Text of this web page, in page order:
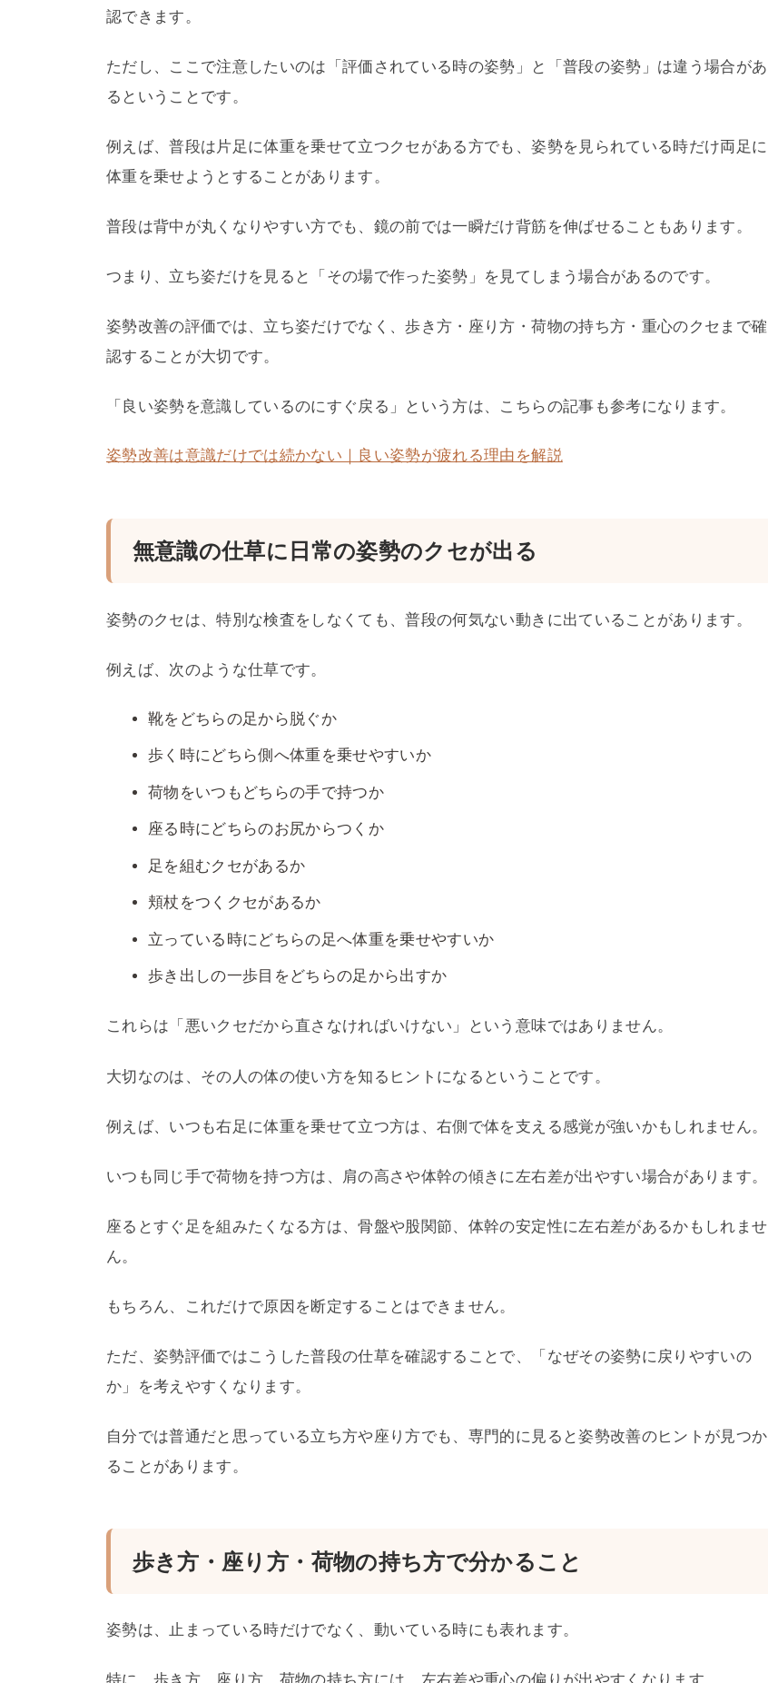
認できます。
ただし、ここで注意したいのは「評価されている時の姿勢」と「普段の姿勢」は違う場合があ
るということです。
例えば、普段は片足に体重を乗せて立つクセがある方でも、姿勢を見られている時だけ両足に
体重を乗せようとすることがあります。
普段は背中が丸くなりやすい方でも、鏡の前では一瞬だけ背筋を伸ばせることもあります。
つまり、立ち姿だけを見ると「その場で作った姿勢」を見てしまう場合があるのです。
姿勢改善の評価では、立ち姿だけでなく、歩き方・座り方・荷物の持ち方・重心のクセまで確
認することが大切です。
「良い姿勢を意識しているのにすぐ戻る」という方は、こちらの記事も参考になります。
姿勢改善は意識だけでは続かない｜良い姿勢が疲れる理由を解説
無意識の仕草に日常の姿勢のクセが出る
姿勢のクセは、特別な検査をしなくても、普段の何気ない動きに出ていることがあります。
例えば、次のような仕草です。
靴をどちらの足から脱ぐか
歩く時にどちら側へ体重を乗せやすいか
荷物をいつもどちらの手で持つか
座る時にどちらのお尻からつくか
足を組むクセがあるか
頬杖をつくクセがあるか
立っている時にどちらの足へ体重を乗せやすいか
歩き出しの一歩目をどちらの足から出すか
これらは「悪いクセだから直さなければいけない」という意味ではありません。
大切なのは、その人の体の使い方を知るヒントになるということです。
例えば、いつも右足に体重を乗せて立つ方は、右側で体を支える感覚が強いかもしれません。
いつも同じ手で荷物を持つ方は、肩の高さや体幹の傾きに左右差が出やすい場合があります。
座るとすぐ足を組みたくなる方は、骨盤や股関節、体幹の安定性に左右差があるかもしれませ
ん。
もちろん、これだけで原因を断定することはできません。
ただ、姿勢評価ではこうした普段の仕草を確認することで、「なぜその姿勢に戻りやすいの
か」を考えやすくなります。
自分では普通だと思っている立ち方や座り方でも、専門的に見ると姿勢改善のヒントが見つか
ることがあります。
歩き方・座り方・荷物の持ち方で分かること
姿勢は、止まっている時だけでなく、動いている時にも表れます。